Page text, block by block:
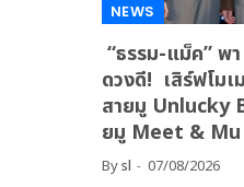
NEWS
“ธรรม-แม็ค” พ
ดวงดี! เสิร์ฟโม
สายมู Unlucky
ยมู Meet &
Bysl 07/08/2026